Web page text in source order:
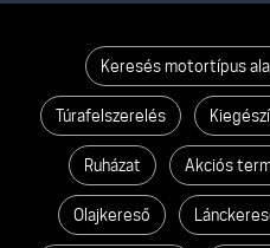
Keresés motortípus
Túrafelszerelés
Ruházat Akciós
Olajkereső